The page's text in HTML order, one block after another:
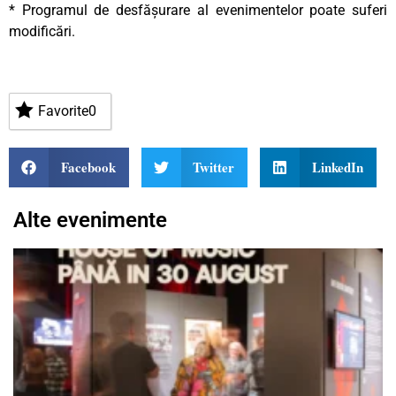
* Programul de desfășurare al evenimentelor poate suferi
modificări.
Favorite0
Facebook Twitter LinkedIn
Alte evenimente